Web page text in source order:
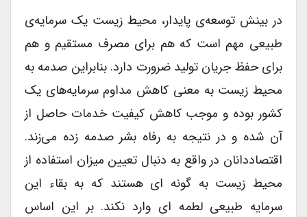
در بینش توسعه‌ی پایدار، محیط زیست یک سرمایه‌ی
طبیعی مهم است که هم برای مصرف مستقیم و هم
برای حفظ جریان تولید ضرورت دارد. بنابراین صدمه به
محیط زیست به معنی کاهش مداوم سرمایه‌های یک
کشور بوده و موجب کاهش کیفیت خدمات حاصل از
آن شده و در نتیجه به رفاه بشر صدمه زده می‌زند.
اقتصاددانان در واقع به دنبال تعیین میزان استفاده از
محیط زیست به گونه ای هستند که به بقاء این
سرمایه طبیعی لطمه ای وارد نکند. بر این اساس